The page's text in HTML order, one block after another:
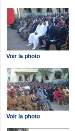
Voir la photo
Voir la photo